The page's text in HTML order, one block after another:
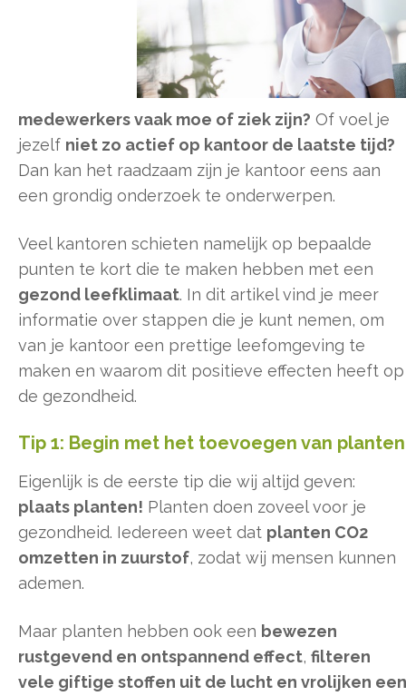
medewerkers vaak moe of ziek zijn? Of voel je
jezelf niet zo actief op kantoor de laatste tijd?
Dan kan het raadzaam zijn je kantoor eens aan
een grondig onderzoek te onderwerpen.
Veel kantoren schieten namelijk op bepaalde
punten te kort die te maken hebben met een
gezond leefklimaat. In dit artikel vind je meer
informatie over stappen die je kunt nemen, om
van je kantoor een prettige leefomgeving te
maken en waarom dit positieve effecten heeft op
de gezondheid.
Tip 1: Begin met het toevoegen van planten
Eigenlijk is de eerste tip die wij altijd geven:
plaats planten! Planten doen zoveel voor je
gezondheid. Iedereen weet dat planten CO2
omzetten in zuurstof, zodat wij mensen kunnen
ademen.
Maar planten hebben ook een bewezen
rustgevend en ontspannend effect, filteren
vele giftige stoffen uit de lucht en vrolijken een